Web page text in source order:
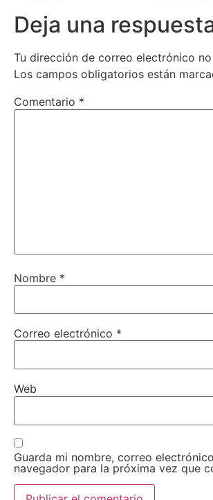
Deja una
Tu dirección de correo electrónico
Los campos obligatorios están
Comentario *
Nombre *
Correo electrónico *
Web
Guarda mi nombre, correo
navegador para la próxima vez que